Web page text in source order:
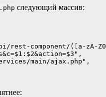
следующий массив:
rest-component/([a-zA-
main/ajax.php",